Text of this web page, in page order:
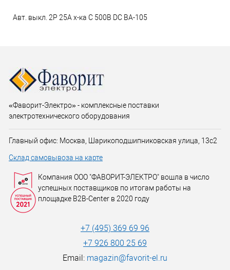
Авт. выкл. 2P 25A х-ка C 500В DC ВА-105
«Фаворит-Электро» - комплексные поставки
электротехнического оборудования
Главный офис: Москва, Шарикоподшипниковская улица, 13с2
Склад самовывоза на карте
Компания ООО "ФАВОРИТ-ЭЛЕКТРО" вошла в число
успешных поставщиков по итогам работы на
площадке B2B-Center в 2020 году
+7 (495) 369 69 96
+7 926 800 25 69
Email: magazin@favorit-el.ru